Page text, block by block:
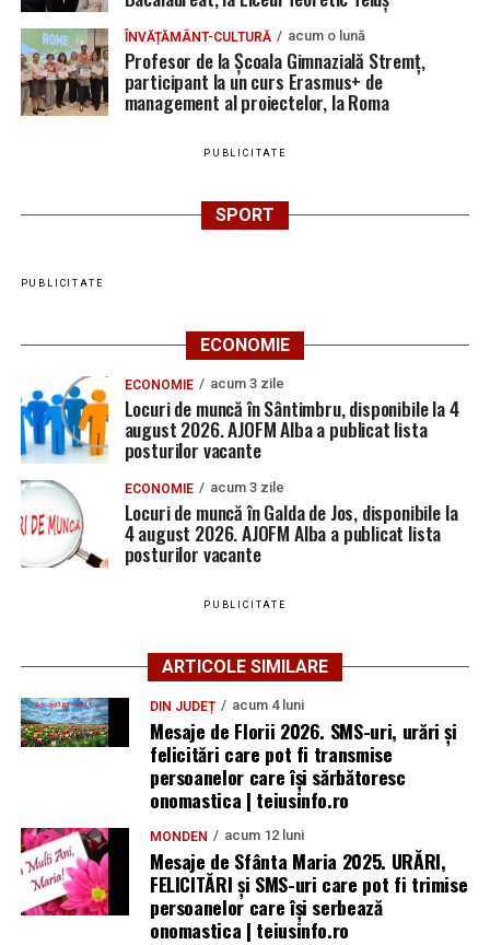
ÎNVĂȚĂMÂNT-CULTURĂ acum o lună
Profesor de la Școala Gimnazială Stremț,
participant la un curs Erasmus+ de
management al proiectelor, la Roma
PUBLICITATE
SPORT
PUBLICITATE
ECONOMIE
ECONOMIE acum 3 zile
Locuri de muncă în Sântimbru, disponibile la 4
august 2026. AJOFM Alba a publicat lista
posturilor vacante
ECONOMIE acum 3 zile
Locuri de muncă în Galda de Jos, disponibile la
4 august 2026. AJOFM Alba a publicat lista
posturilor vacante
PUBLICITATE
ARTICOLE SIMILARE
DIN JUDEȚ acum 4 luni
Mesaje de Florii 2026. SMS-uri, urări și
felicitări care pot fi transmise
persoanelor care îşi sărbătoresc
onomastica | teiusinfo.ro
MONDEN acum 12 luni
Mesaje de Sfânta Maria 2025. URĂRI,
FELICITĂRI și SMS-uri care pot fi trimise
persoanelor care își serbează
onomastica | teiusinfo.ro